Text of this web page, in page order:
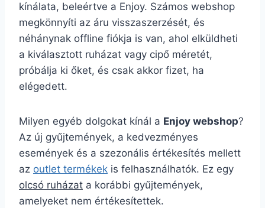
kínálata, beleértve a Enjoy. Számos webshop
megkönnyíti az áru visszaszerzését, és
néhánynak offline fiókja is van, ahol elküldheti
a kiválasztott ruházat vagy cipő méretét,
próbálja ki őket, és csak akkor fizet, ha
elégedett.
Milyen egyéb dolgokat kínál a Enjoy webshop?
Az új gyűjtemények, a kedvezményes
események és a szezonális értékesítés mellett
az outlet termékek is felhasználhatók. Ez egy
olcsó ruházat a korábbi gyűjtemények,
amelyeket nem értékesítettek.